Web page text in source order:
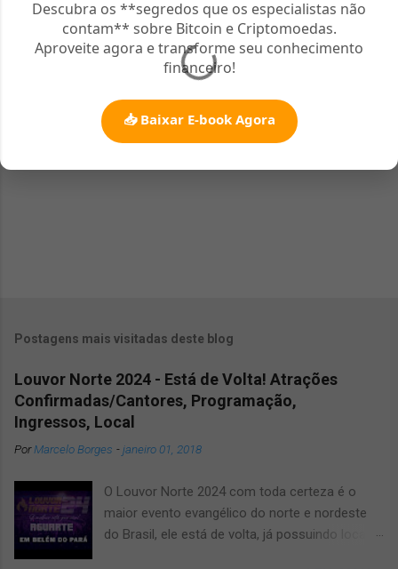
Descubra os **segredos que os especialistas não
contam** sobre Bitcoin e Criptomoedas.
Aproveite agora e transforme seu conhecimento
financeiro!
📥 Baixar E-book Agora
t
á
Postagens mais visitadas deste blog
Louvor Norte 2024 - Está de Volta! Atrações
Confirmadas/Cantores, Programação,
Ingressos, Local
PorMarcelo Borges -janeiro 01, 2018
O Louvor Norte 2024 com toda certeza é o
maior evento evangélico do norte e nordeste
do Brasil, ele está de volta, já possuindo local